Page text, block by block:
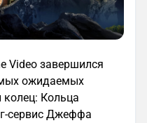
Video завершился
ожидаемых
колец: Кольца
сервис Джеффа